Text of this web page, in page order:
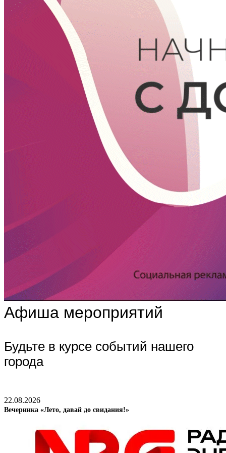
Афиша мероприятий
Будьте в курсе событий нашего
города
22.08.2026
Вечеринка «Лето, давай до свидания!»